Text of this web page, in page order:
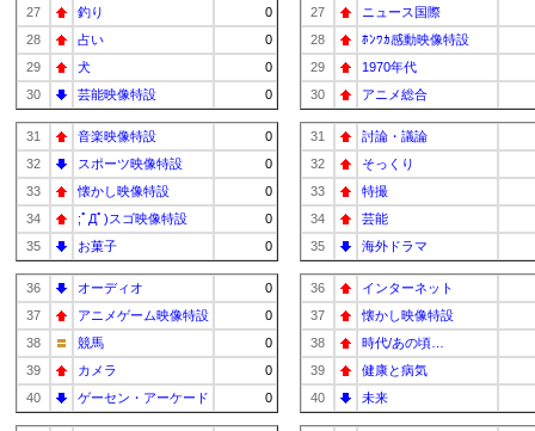
27
釣り
0
28
占い
0
29
犬
0
30
芸能映像特設 0
31 音楽映像特設
0
32
スポーツ映像特設
0
33
懐かし映像特設
0
34
;ﾟДﾟ)スゴ映像特設
0
35
お菓子 0
36 オーディオ
0
37
アニメゲーム映像特設
0
38
競馬
0
39
カメラ
0
40
ゲーセン・アーケード 0
27
ニュース国際
28
ﾎﾝﾜｶ感動映像特設
29
1970年代
30
アニメ総合
31
討論・議論
32
そっくり
33
特撮
34
芸能
35
海外ドラマ
36
インターネット
37
懐かし映像特設
38
時代/あの頃…
39
健康と病気
40
未来